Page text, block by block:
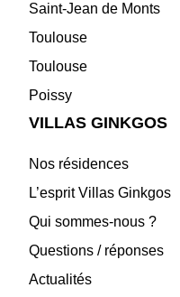
Saint-Jean de Monts
Toulouse
Toulouse
Poissy
VILLAS GINKGOS
Nos résidences
L’esprit Villas Ginkgos
Qui sommes-nous ?
Questions / réponses
Actualités